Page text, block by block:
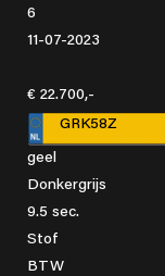
6
11-07-2023
€ 22.700,-
GRK58Z
geel
Donkergrijs
9.5 sec.
Stof
BTW